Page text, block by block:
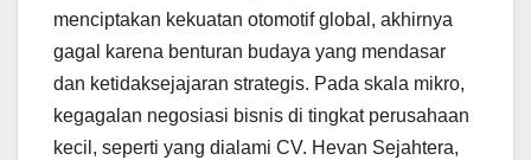
menciptakan kekuatan otomotif global, akhirnya
gagal karena benturan budaya yang mendasar
dan ketidaksejajaran strategis. Pada skala mikro,
kegagalan negosiasi bisnis di tingkat perusahaan
kecil, seperti yang dialami CV. Hevan Sejahtera,